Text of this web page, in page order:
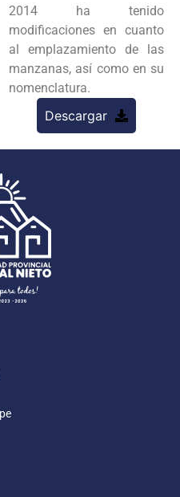
2014 ha tenido
modificaciones en cuanto
al emplazamiento de las
manzanas, así como en su
nomenclatura.
Descargar